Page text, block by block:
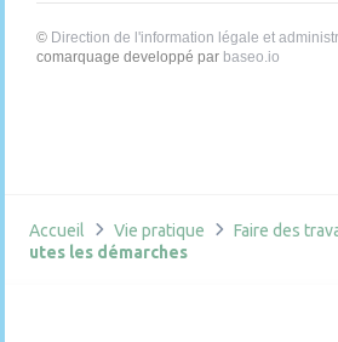
© Direction de l'information légale et
comarquage developpé par baseo.io
Accueil Vie pratique Faire des
utes les démarches